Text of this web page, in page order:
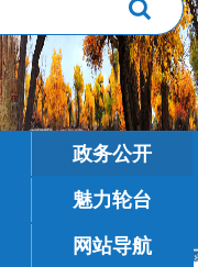
政务公开
魅力轮台
网站导航